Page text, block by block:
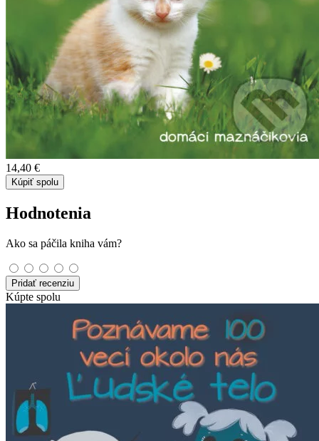
14,40 €
Kúpiť spolu
Hodnotenia
Ako sa páčila kniha vám?
Pridať recenziu
Kúpte spolu